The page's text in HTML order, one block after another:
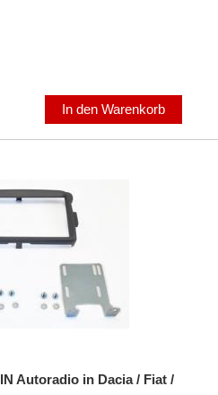
In den Warenkorb
Autoradio in Dacia / Fiat /